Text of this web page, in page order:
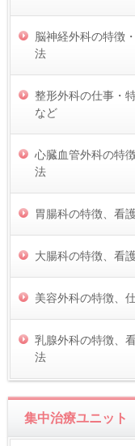
脳神経外科の特徴
法
整形外科の仕事・
など
心臓血管外科の特
法
胃腸科の特徴、看
大腸科の特徴、看
美容外科の特徴、
乳腺外科の特徴、
法
集中治療ユニット